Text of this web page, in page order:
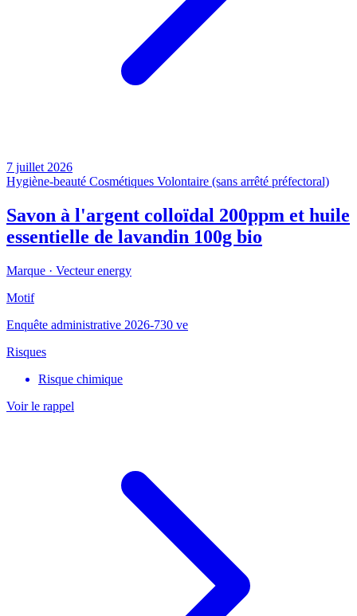
7 juillet 2026
Hygiène-beauté Cosmétiques Volontaire (sans arrêté préfectoral)
Savon à l'argent colloïdal 200ppm et huile
essentielle de lavandin 100g bio
Marque · Vecteur energy
Motif
Enquête administrative 2026-730 ve
Risques
Risque chimique
Voir le rappel